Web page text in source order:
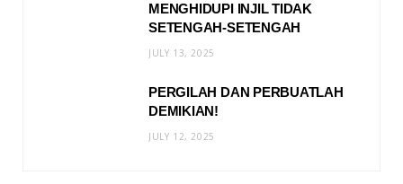
MENGHIDUPI INJIL TIDAK
SETENGAH-SETENGAH
JULY 13, 2025
PERGILAH DAN PERBUATLAH
DEMIKIAN!
JULY 12, 2025